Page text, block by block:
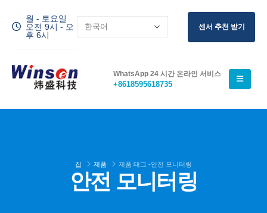
월 - 토요일
오전 9시 - 오
후 6시
센서 추천 받기
WhatsApp 24 시간 온라인 서비스
+8618595618735
집 제품 제품 태그 -안전 모니터링
안전 모니터링